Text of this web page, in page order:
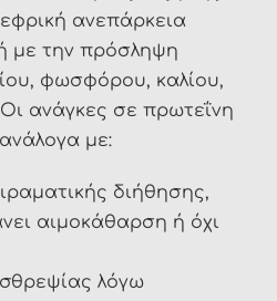
ανεπάρκεια
με την πρόσληψη
φωσφόρου, καλίου,
ανάγκες σε πρωτεΐνη
με:
διήθησης,
αιμοκάθαρση ή όχι
λόγω